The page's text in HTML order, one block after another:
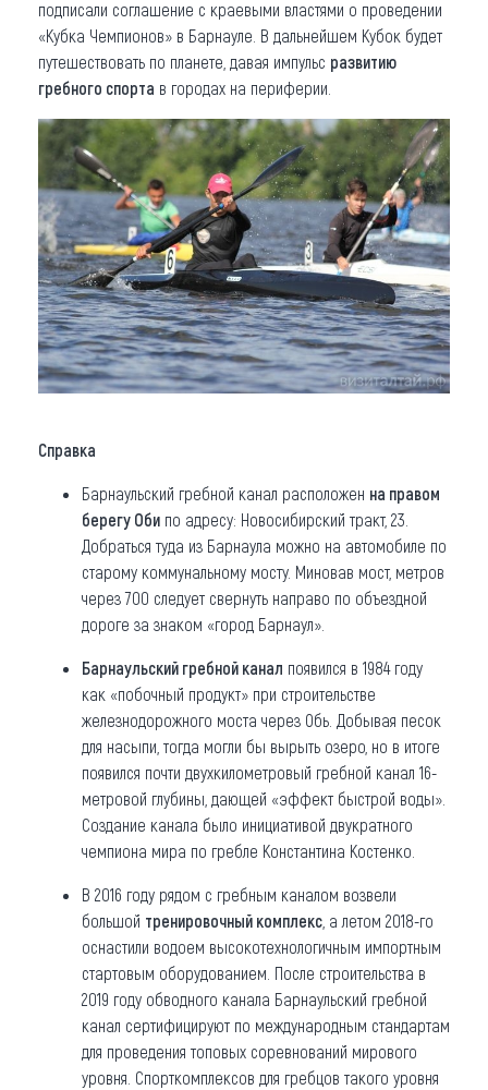
подписали соглашение с краевыми властями о проведении
«Кубка Чемпионов» в Барнауле. В дальнейшем Кубок будет
путешествовать по планете, давая импульс развитию
гребного спорта в городах на периферии.
Справка
Барнаульский гребной канал расположен на правом
берегу Оби по адресу: Новосибирский тракт, 23.
Добраться туда из Барнаула можно на автомобиле по
старому коммунальному мосту. Миновав мост, метров
через 700 следует свернуть направо по объездной
дороге за знаком «город Барнаул».
Барнаульский гребной канал появился в 1984 году
как «побочный продукт» при строительстве
железнодорожного моста через Обь. Добывая песок
для насыпи, тогда могли бы вырыть озеро, но в итоге
появился почти двухкилометровый гребной канал 16-
метровой глубины, дающей «эффект быстрой воды».
Создание канала было инициативой двукратного
чемпиона мира по гребле Константина Костенко.
В 2016 году рядом с гребным каналом возвели
большой тренировочный комплекс , а летом 2018-го
оснастили водоем высокотехнологичным импортным
стартовым оборудованием. После строительства в
2019 году обводного канала Барнаульский гребной
канал сертифицируют по международным стандартам
для проведения топовых соревнований мирового
уровня. Спорткомплексов для гребцов такого уровня